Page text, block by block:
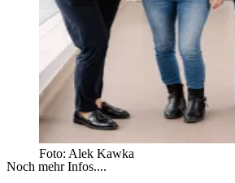
Foto: Alek Kawka
Noch mehr Infos....